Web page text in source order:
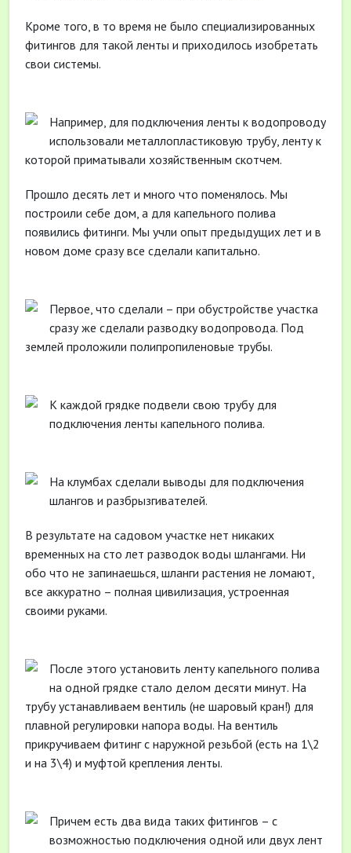
Кроме того, в то время не было специализированных
фитингов для такой ленты и приходилось изобретать
свои системы.
Например, для подключения ленты к водопроводу
использовали металлопластиковую трубу, ленту к
которой приматывали хозяйственным скотчем.
Прошло десять лет и много что поменялось. Мы
построили себе дом, а для капельного полива
появились фитинги. Мы учли опыт предыдущих лет и в
новом доме сразу все сделали капитально.
Первое, что сделали – при обустройстве участка
сразу же сделали разводку водопровода. Под
землей проложили полипропиленовые трубы.
К каждой грядке подвели свою трубу для
подключения ленты капельного полива.
На клумбах сделали выводы для подключения
шлангов и разбрызгивателей.
В результате на садовом участке нет никаких
временных на сто лет разводок воды шлангами. Ни
обо что не запинаешься, шланги растения не ломают,
все аккуратно – полная цивилизация, устроенная
своими руками.
После этого установить ленту капельного полива
на одной грядке стало делом десяти минут. На
трубу устанавливаем вентиль (не шаровый кран!) для
плавной регулировки напора воды. На вентиль
прикручиваем фитинг с наружной резьбой (есть на 1\2
и на 3\4) и муфтой крепления ленты.
Причем есть два вида таких фитингов – с
возможностью подключения одной или двух лент